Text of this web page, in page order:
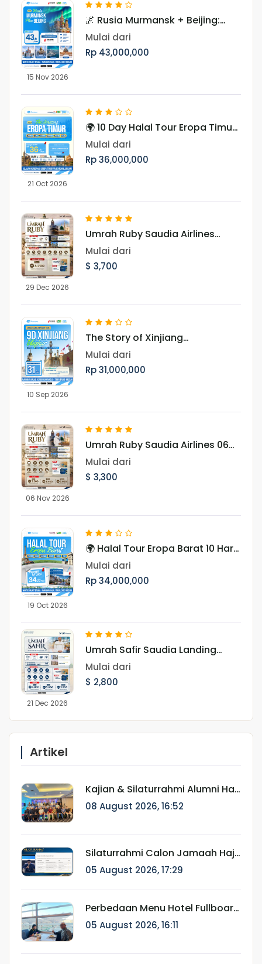
15 Nov 2026
🌌 Rusia Murmansk + Beijing:
Hunting Aurora 10 Hari Periode
November
Mulai dari
Rp 43,000,000
21 Oct 2026
🌍 10 Day Halal Tour Eropa Timur
Periode Oktober & November
Mulai dari
Rp 36,000,000
29 Dec 2026
Umrah Ruby Saudia Airlines
Landing Madinah 29 Desember
2026
Mulai dari
$ 3,700
10 Sep 2026
The Story of Xinjiang
UighurMenjelajah Pesona Jalur
Sutra, Pegunungan Tianshan,
dan Budaya Muslim Uighur
Mulai dari
Rp 31,000,000
06 Nov 2026
Umrah Ruby Saudia Airlines 06
November 2026
Mulai dari
$ 3,300
19 Oct 2026
🌍 Halal Tour Eropa Barat 10 Hari
Menjelajahi 7 Negara, Ikon Dunia,
dan Pesona Musim Gugur Eropa
Mulai dari
Rp 34,000,000
21 Dec 2026
Umrah Safir Saudia Landing
Jeddah 21 Desember 2026
Mulai dari
$ 2,800
Artikel
Kajian & Silaturrahmi Alumni Haji
Munatour 2024–2025:
"Kemabruran Bukan Akhir
08 August 2026, 16:52
Silaturrahmi Calon Jamaah Haji
Munatour 1448 H/2026:
Komitmen Mendampingi
Jamaah Sejak Pendaftaran
hingga Pasca Haji
05 August 2026, 17:29
Perbedaan Menu Hotel Fullboard
Internasional dan Fullboard
Fareast untuk Haji & Umroh
05 August 2026, 16:11